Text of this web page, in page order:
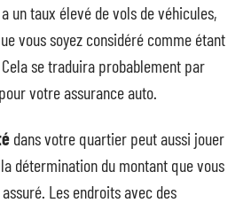
un taux élevé de vols de véhicules,
vous soyez considéré comme étant
se traduira probablement par
votre assurance auto.
dans votre quartier peut aussi jouer
détermination du montant que vous
Les endroits avec des